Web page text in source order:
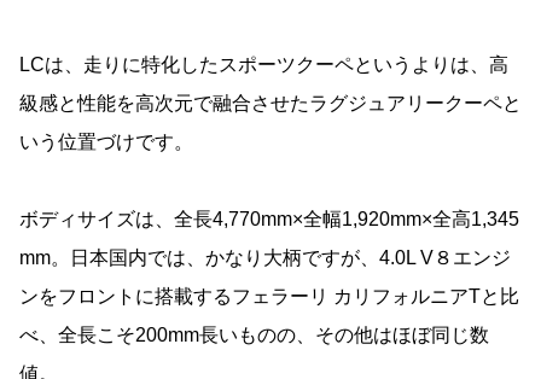
LCは、走りに特化したスポーツクーペというよりは、高
級感と性能を高次元で融合させたラグジュアリークーペと
いう位置づけです。
ボディサイズは、全長4,770mm×全幅1,920mm×全高1,345
mm。日本国内では、かなり大柄ですが、4.0L V８エンジ
ンをフロントに搭載するフェラーリ カリフォルニアTと比
べ、全長こそ200mm長いものの、その他はほぼ同じ数
値。